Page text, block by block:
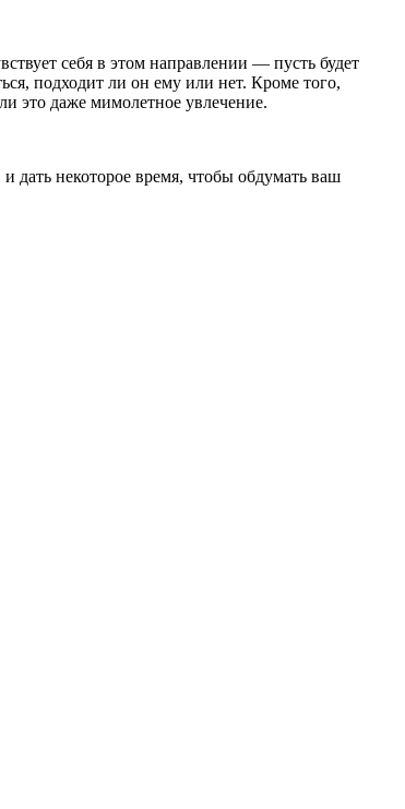
себя в этом направлении — пусть будет
подходит ли он ему или нет. Кроме того,
это даже мимолетное увлечение.
дать некоторое время, чтобы обдумать ваш